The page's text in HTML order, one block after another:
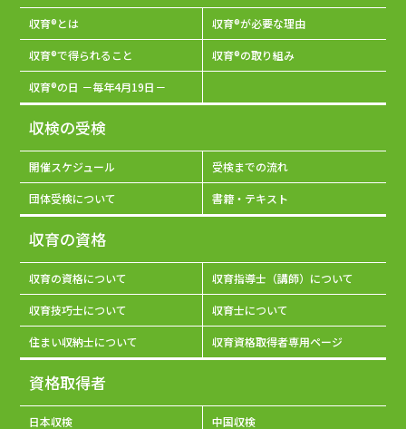
収育®とは 収育®が必要な理由
収育®で得られること 収育®の取り組み
収育®の日 －毎年4月19日－
収検の受検
開催スケジュール 受検までの流れ
団体受検について 書籍・テキスト
収育の資格
収育の資格について 収育指導士（講師）について
収育技巧士について 収育士について
住まい収納士について 収育資格取得者専用ページ
資格取得者
日本収検 中国収検